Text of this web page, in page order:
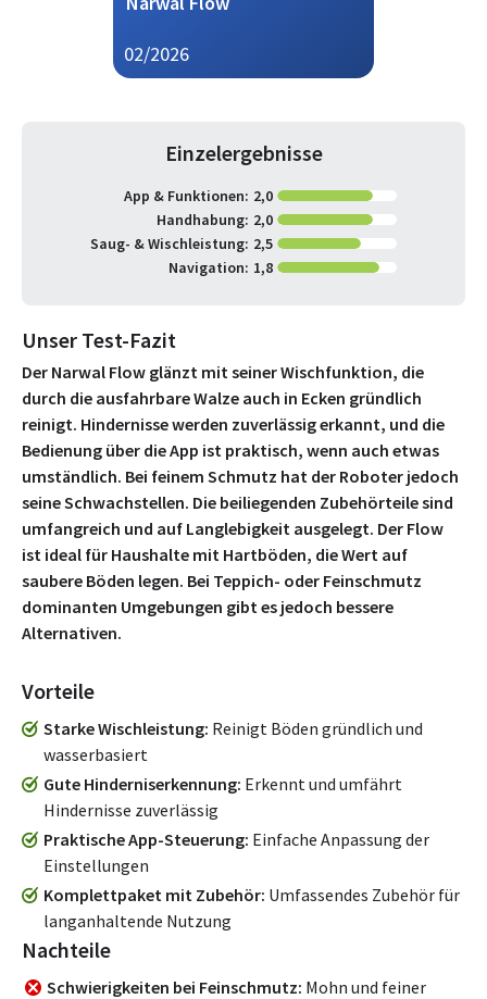
02/2026
Einzelergebnisse
App & Funktionen: 2,0
Handhabung: 2,0
Saug- & Wischleistung: 2,5
Navigation: 1,8
Unser Test-Fazit
Der Narwal Flow glänzt mit seiner Wischfunktion, die
durch die ausfahrbare Walze auch in Ecken gründlich
reinigt. Hindernisse werden zuverlässig erkannt, und die
Bedienung über die App ist praktisch, wenn auch etwas
umständlich. Bei feinem Schmutz hat der Roboter jedoch
seine Schwachstellen. Die beiliegenden Zubehörteile sind
umfangreich und auf Langlebigkeit ausgelegt. Der Flow
ist ideal für Haushalte mit Hartböden, die Wert auf
saubere Böden legen. Bei Teppich- oder Feinschmutz
dominanten Umgebungen gibt es jedoch bessere
Alternativen.
Vorteile
Starke Wischleistung Reinigt Böden gründlich und
wasserbasiert
Gute Hinderniserkennung Erkennt und umfährt
Hindernisse zuverlässig
Praktische App-Steuerung Einfache Anpassung der
Einstellungen
Komplettpaket mit Zubehör Umfassendes Zubehör für
langanhaltende Nutzung
Nachteile
Schwierigkeiten bei Feinschmutz Mohn und feiner